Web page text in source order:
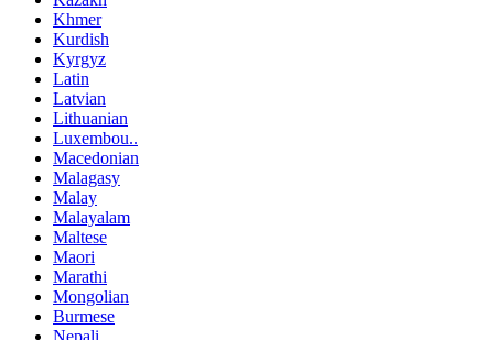
Khmer
Kurdish
Kyrgyz
Latin
Latvian
Lithuanian
Luxembou..
Macedonian
Malagasy
Malay
Malayalam
Maltese
Maori
Marathi
Mongolian
Burmese